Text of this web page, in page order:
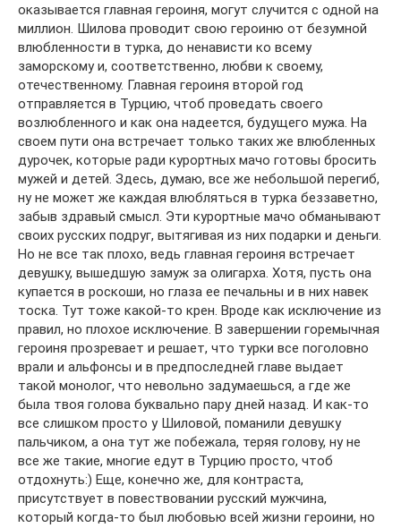
оказывается главная героиня, могут случится с одной на
миллион. Шилова проводит свою героиню от безумной
влюбленности в турка, до ненависти ко всему
заморскому и, соответственно, любви к своему,
отечественному. Главная героиня второй год
отправляется в Турцию, чтоб проведать своего
возлюбленного и как она надеется, будущего мужа. На
своем пути она встречает только таких же влюбленных
дурочек, которые ради курортных мачо готовы бросить
мужей и детей. Здесь, думаю, все же небольшой перегиб,
ну не может же каждая влюбляться в турка беззаветно,
забыв здравый смысл. Эти курортные мачо обманывают
своих русских подруг, вытягивая из них подарки и деньги.
Но не все так плохо, ведь главная героиня встречает
девушку, вышедшую замуж за олигарха. Хотя, пусть она
купается в роскоши, но глаза ее печальны и в них навек
тоска. Тут тоже какой-то крен. Вроде как исключение из
правил, но плохое исключение. В завершении горемычная
героиня прозревает и решает, что турки все поголовно
врали и альфонсы и в предпоследней главе выдает
такой монолог, что невольно задумаешься, а где же
была твоя голова буквально пару дней назад. И как-то
все слишком просто у Шиловой, поманили девушку
пальчиком, а она тут же побежала, теряя голову, ну не
все же такие, многие едут в Турцию просто, чтоб
отдохнуть:) Еще, конечно же, для контраста,
присутствует в повествовании русский мужчина,
который когда-то был любовью всей жизни героини, но